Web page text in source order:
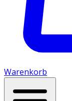
Warenkorb